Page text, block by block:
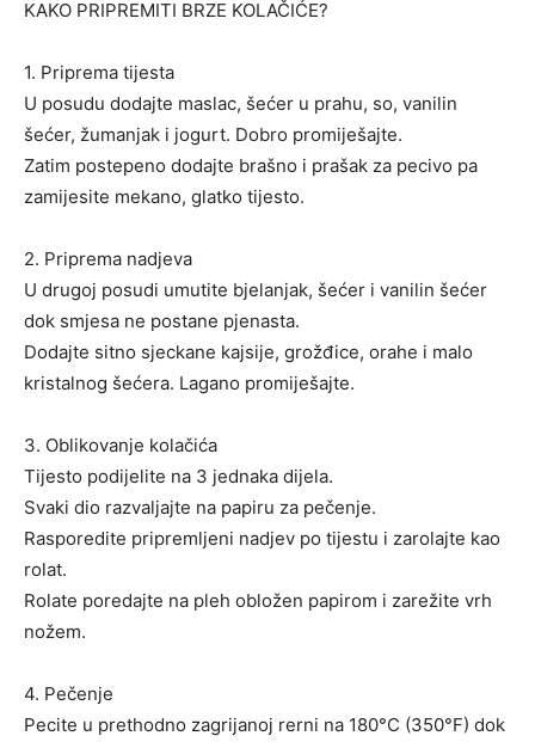
KAKO PRIPREMITI BRZE KOLAČIĆE?
1. Priprema tijesta
U posudu dodajte maslac, šećer u prahu, so, vanilin
šećer, žumanjak i jogurt. Dobro promiješajte.
Zatim postepeno dodajte brašno i prašak za pecivo pa
zamijesite mekano, glatko tijesto.
2. Priprema nadjeva
U drugoj posudi umutite bjelanjak, šećer i vanilin šećer
dok smjesa ne postane pjenasta.
Dodajte sitno sjeckane kajsije, grožđice, orahe i malo
kristalnog šećera. Lagano promiješajte.
3. Oblikovanje kolačića
Tijesto podijelite na 3 jednaka dijela.
Svaki dio razvaljajte na papiru za pečenje.
Rasporedite pripremljeni nadjev po tijestu i zarolajte kao
rolat.
Rolate poredajte na pleh obložen papirom i zarežite vrh
nožem.
4. Pečenje
Pecite u prethodno zagrijanoj rerni na 180°C (350°F) dok